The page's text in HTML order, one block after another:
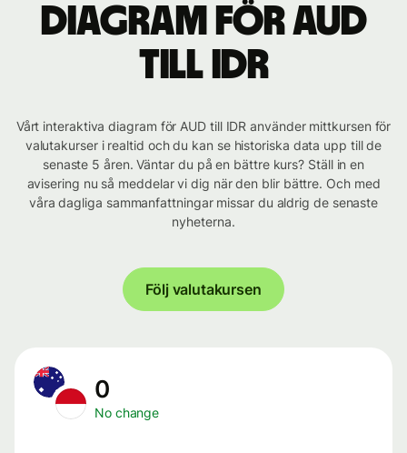
Diagram för AUD
till IDR
Vårt interaktiva diagram för AUD till IDR använder mittkursen för
valutakurser i realtid och du kan se historiska data upp till de
senaste 5 åren. Väntar du på en bättre kurs? Ställ in en
avisering nu så meddelar vi dig när den blir bättre. Och med
våra dagliga sammanfattningar missar du aldrig de senaste
nyheterna.
Följ valutakursen
0
No change